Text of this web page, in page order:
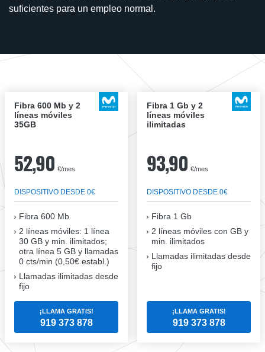
suficientes para un empleo normal.
Fibra 600 Mb y 2
líneas móviles
35GB
52,90 €/mes
DISPOSITIVO DESDE 0€
Fibra 600 Mb
2 líneas móviles: 1 línea
30 GB y min. ilimitados;
otra línea 5 GB y llamadas
0 cts/min (0,50€ establ.)
Llamadas ilimitadas desde
fijo
¡LLAMA GRATIS!
919 373 878
Fibra 1 Gb y 2
líneas móviles
ilimitadas
93,90 €/mes
DISPOSITIVO DESDE 0€
Fibra 1 Gb
2 líneas móviles con GB y
min. ilimitados
Llamadas ilimitadas desde
fijo
¡LLAMA GRATIS!
919 373 878